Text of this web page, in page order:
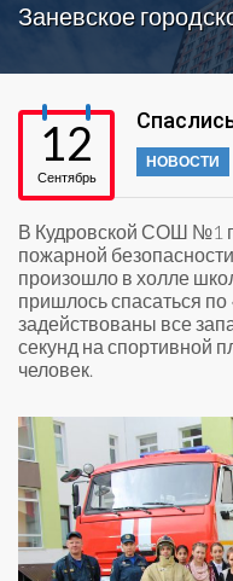
Заневское
12
Сентябрь
НОВОСТИ
В Кудровской СОШ №1
пожарной
произошло в холле
пришлось спасаться
задействованы все
секунд на спортивной
человек.